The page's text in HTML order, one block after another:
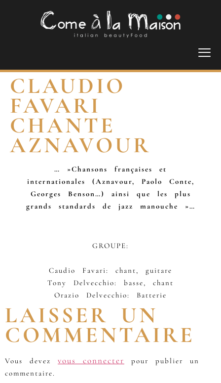
CLAUDIO
FAVARI
CHANTE
AZNAVOUR
… »Chansons françaises et
internationales (Aznavour, Paolo Conte,
Georges Benson…) ainsi que les plus
grands standards de jazz manouche »…
GROUPE:
Caudio Favari: chant, guitare
Tony Delvecchio: basse, chant
Orazio Delvecchio: Batterie
LAISSER UN
COMMENTAIRE
Vous devez vous connecter
pour publier un
commentaire.